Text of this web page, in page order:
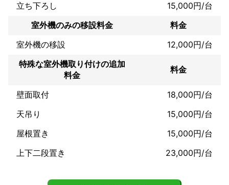
立ち下ろし
15,000円/台
室外機のみの移設料金
料金
室外機の移設
12,000円/台
特殊な室外機取り付けの追加
料金
料金
壁面取付
18,000円/台
天吊り
15,000円/台
屋根置き
15,000円/台
上下二段置き
23,000円/台